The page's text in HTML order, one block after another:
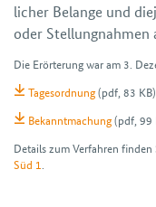
licher Belange und
oder Stellung­nahmen
Die Erörterung war am 3.
Tagesordnung(pdf, 83 KB)
Bekanntmachung(pdf, 99
Details zum Verfahren
Süd 1